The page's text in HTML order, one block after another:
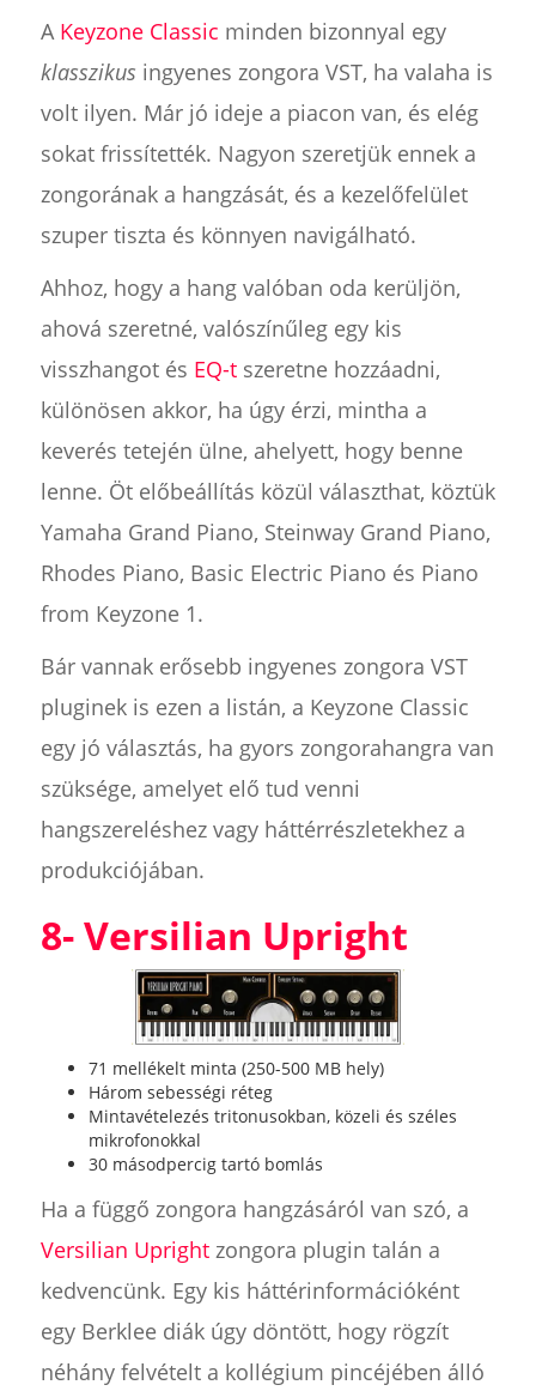
A Keyzone Classic minden bizonnyal egy
klasszikus ingyenes zongora VST, ha valaha is
volt ilyen. Már jó ideje a piacon van, és elég
sokat frissítették. Nagyon szeretjük ennek a
zongorának a hangzását, és a kezelőfelület
szuper tiszta és könnyen navigálható.
Ahhoz, hogy a hang valóban oda kerüljön,
ahová szeretné, valószínűleg egy kis
visszhangot és EQ-tszeretne hozzáadni,
különösen akkor, ha úgy érzi, mintha a
keverés tetején ülne, ahelyett, hogy benne
lenne. Öt előbeállítás közül választhat, köztük
Yamaha Grand Piano, Steinway Grand Piano,
Rhodes Piano, Basic Electric Piano és Piano
from Keyzone 1.
Bár vannak erősebb ingyenes zongora VST
pluginek is ezen a listán, a Keyzone Classic
egy jó választás, ha gyors zongorahangra van
szüksége, amelyet elő tud venni
hangszereléshez vagy háttérrészletekhez a
produkciójában.
8- Versilian Upright
71 mellékelt minta (250-500 MB hely)
Három sebességi réteg
Mintavételezés tritonusokban, közeli és széles
mikrofonokkal
30 másodpercig tartó bomlás
Ha a függő zongora hangzásáról van szó, a
Versilian Uprightzongora plugin talán a
kedvencünk. Egy kis háttérinformációként
egy Berklee diák úgy döntött, hogy rögzít
néhány felvételt a kollégium pincéjében álló